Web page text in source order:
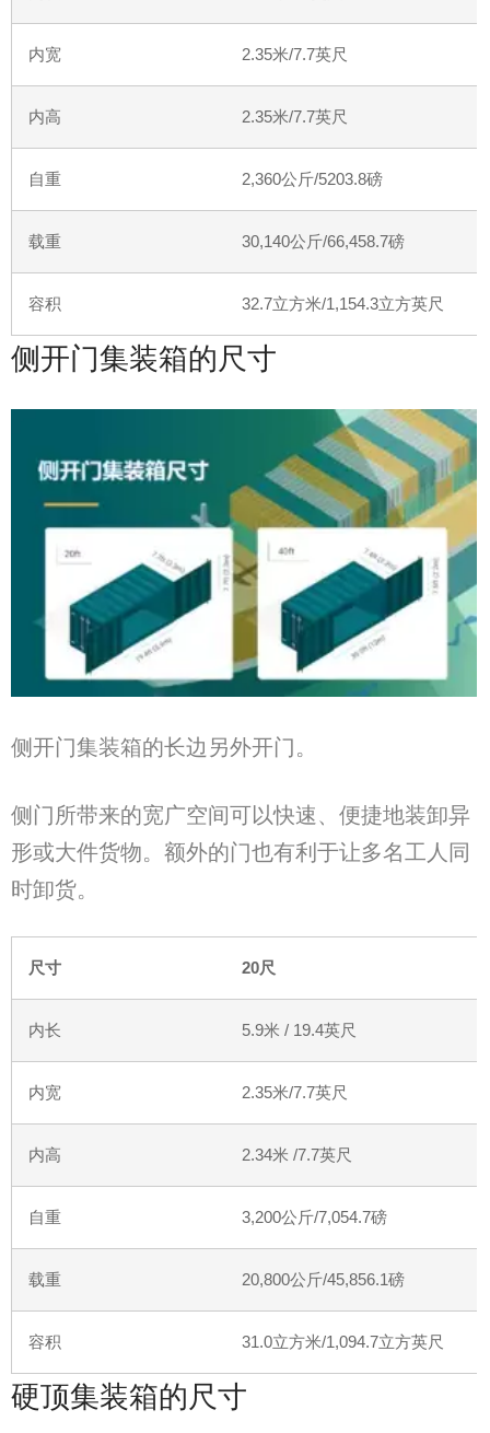
内宽 2.35米/7.7英尺
内高 2.35米/7.7英尺
自重 2,360公斤/5203.8磅
载重 30,140公斤/66,458.7磅
容积 32.7立方米/1,154.3立方英尺
侧开门集装箱的尺寸
侧开门集装箱的长边另外开门。
侧门所带来的宽广空间可以快速、便捷地装卸异
形或大件货物。额外的门也有利于让多名工人同
时卸货。
尺寸 20尺
内长 5.9米 / 19.4英尺
内宽 2.35米/7.7英尺
内高 2.34米 /7.7英尺
自重 3,200公斤/7,054.7磅
载重 20,800公斤/45,856.1磅
容积 31.0立方米/1,094.7立方英尺
硬顶集装箱的尺寸